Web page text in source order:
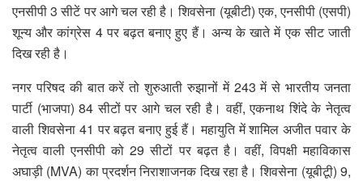
एनसीपी 3 सीटें पर आगे चल रही है। शिवसेना (यूबीटी) एक, एनसीपी (एसपी)
शून्य और कांग्रेस 4 पर बढ़त बनाए हुए हैं। अन्य के खाते में एक सीट जाती
दिख रही है।
नगर परिषद की बात करें तो शुरुआती रुझानों में 243 में से भारतीय जनता
पार्टी (भाजपा) 84 सीटों पर आगे चल रही है। वहीं, एकनाथ शिंदे के नेतृत्व
वाली शिवसेना 41 पर बढ़त बनाए हुई हैं। महायुति में शामिल अजीत पवार के
नेतृत्व वाली एनसीपी को 29 सीटों पर बढ़त है। वहीं, विपक्षी महाविकास
अघाड़ी (MVA) का प्रदर्शन निराशाजनक दिख रहा है। शिवसेना (यूबीटूी) 9,